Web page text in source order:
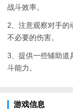
战斗效率。
2、注意观察对手的
不必要的伤害。
3、提供一些辅助道
斗能力。
游戏信息